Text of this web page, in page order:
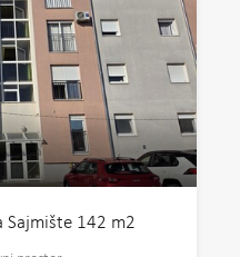
Sajmište 142 m2